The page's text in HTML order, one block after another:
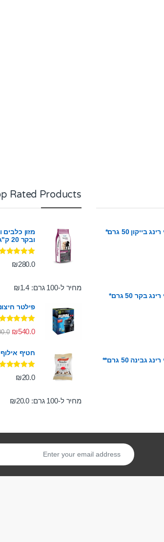
50 גרם*
50 גרם*
50 גרם**
Rated Products
מזון כלבים
ובקר 20 ק"ג
דורג5.00
מתוך 5 ₪280.0
מחיר ל-100 גרם: ₪1.4
פילטר
דורג 5.00
מתוך 5 ₪540.0
חטיף אילוף
דורג5.00
מתוך 5₪20.0
מחיר ל-100 גרם: ₪20.0